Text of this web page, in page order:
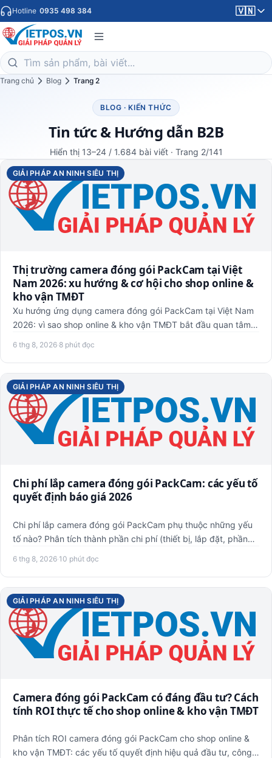
Hotline 0935 498 384 🇻🇳
Trang chủ Blog Trang 2
BLOG · KIẾN THỨC
Tin tức & Hướng dẫn B2B
Hiển thị 13–24 / 1.684 bài viết · Trang 2/141
GIẢI PHÁP AN NINH SIÊU THỊ
Thị trường camera đóng gói PackCam tại Việt
Nam 2026: xu hướng & cơ hội cho shop online &
kho vận TMĐT
Xu hướng ứng dụng camera đóng gói PackCam tại Việt Nam
2026: vì sao shop online & kho vận TMĐT bắt đầu quan tâm,
6 thg 8, 2026·8 phút đọc
GIẢI PHÁP AN NINH SIÊU THỊ
Chi phí lắp camera đóng gói PackCam: các yếu tố
quyết định báo giá 2026
Chi phí lắp camera đóng gói PackCam phụ thuộc những yếu
tố nào? Phân tích thành phần chi phí (thiết bị, lắp đặt, phần
6 thg 8, 2026·10 phút đọc
GIẢI PHÁP AN NINH SIÊU THỊ
Camera đóng gói PackCam có đáng đầu tư? Cách
tính ROI thực tế cho shop online & kho vận TMĐT
Phân tích ROI camera đóng gói PackCam cho shop online &
kho vận TMĐT: các yếu tố quyết định hiệu quả đầu tư, công